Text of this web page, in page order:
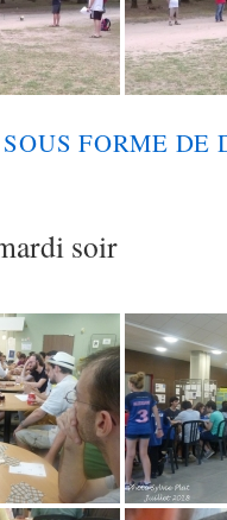
FORME
soir